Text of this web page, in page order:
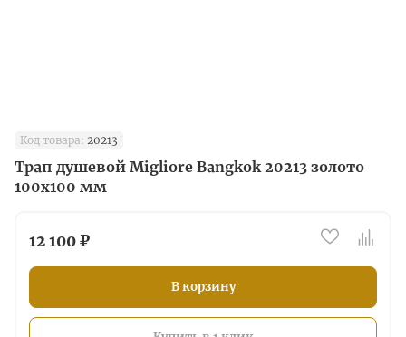
Код товара: 20213
Трап душевой Migliore Bangkok 20213 золото
100x100 мм
12 100 ₽
В корзину